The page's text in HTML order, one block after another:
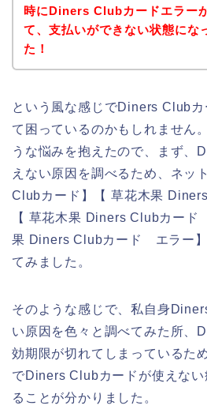
時にDiners Clubカードエラー
て、支払いができない状態にな
た！
という風な感じでDiners Club
て困っているのかもしれません
うな悩みを抱えたので、まず、
えない原因を調べるため、ネッ
Clubカード】【 草花木果
【 草花木果 Diners Clubカー
果 Diners Clubカード エラー】
てみました。
そのような感じで、私自身
い原因を色々と調べてみた所、
効期限が切れてしまっているた
でDiners Clubカードが使えな
ることが分かりました。